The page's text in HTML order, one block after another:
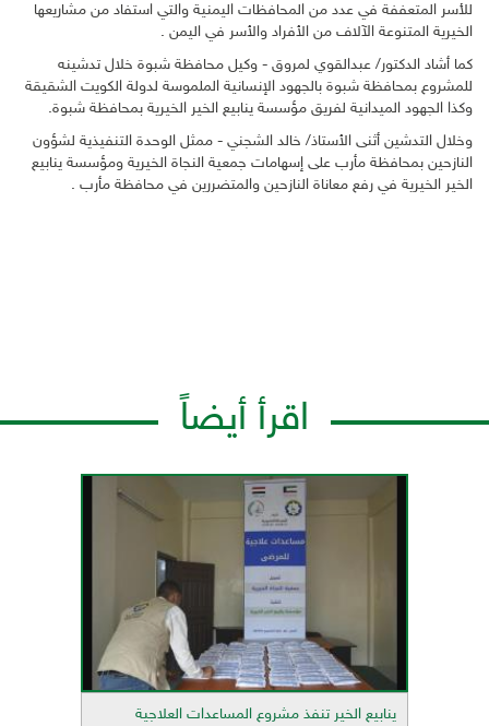
للأسر المتعففة في عدد من المحافظات اليمنية والتي استفاد من مشاريعها
الخيرية المتنوعة الآلاف من الأفراد والأسر في اليمن .
كما أشاد الدكتور/ عبدالقوي لمروق - وكيل محافظة شبوة خلال تدشينه
للمشروع بمحافظة شبوة بالجهود الإنسانية الملموسة لدولة الكويت الشقيقة
وكذا الجهود الميدانية لفريق مؤسسة ينابيع الخير الخيرية بمحافظة شبوة.
وخلال التدشين أثنى الأستاذ/ خالد الشجني - ممثل الوحدة التنفيذية لشؤون
النازحين بمحافظة مأرب على إسهامات جمعية النجاة الخيرية ومؤسسة ينابيع
الخير الخيرية في رفع معاناة النازحين والمتضررين في محافظة مأرب .
اقرأ أيضاً
ينابيع الخير تنفذ مشروع المساعدات العلاجية